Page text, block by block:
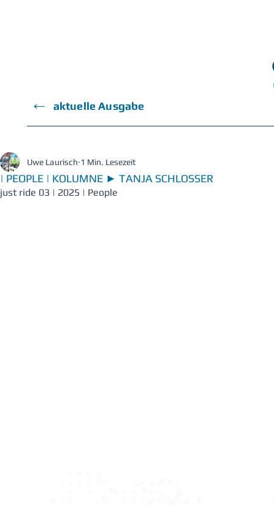
← aktuelle Ausgabe
| PEOPLE | KOLUMNE ► TANJA SCHLOSSER
Uwe Laurisch 1 Min. Lesezeit
just ride 03 | 2025 | People